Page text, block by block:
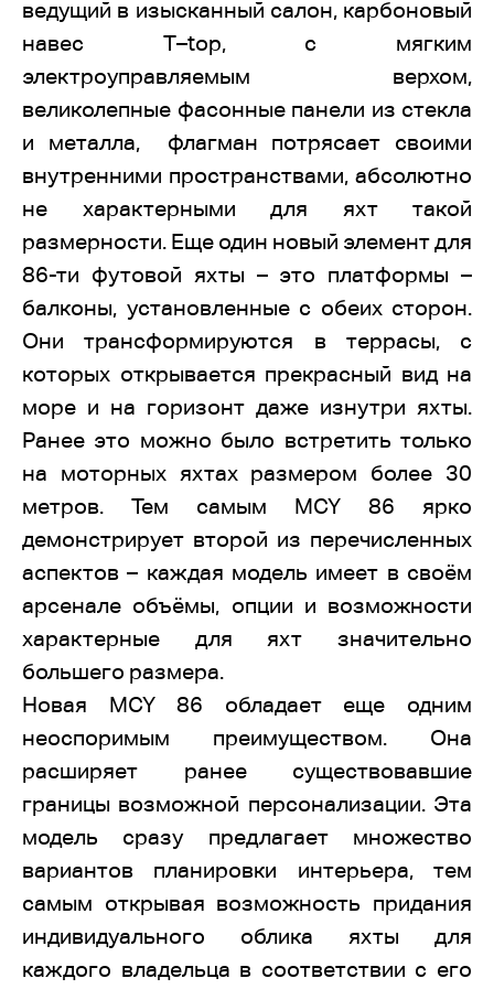
ведущий в изысканный салон, карбоновый
навес T–top, с мягким
электроуправляемым верхом,
великолепные фасонные панели из стекла
и металла, флагман потрясает своими
внутренними пространствами, абсолютно
не характерными для яхт такой
размерности. Еще один новый элемент для
86-ти футовой яхты – это платформы –
балконы, установленные с обеих сторон.
Они трансформируются в террасы, с
которых открывается прекрасный вид на
море и на горизонт даже изнутри яхты.
Ранее это можно было встретить только
на моторных яхтах размером более 30
метров. Тем самым MCY 86 ярко
демонстрирует второй из перечисленных
аспектов – каждая модель имеет в своём
арсенале объёмы, опции и возможности
характерные для яхт значительно
большего размера.
Новая MCY86 обладает еще одним
неоспоримым преимуществом. Она
расширяет ранее существовавшие
границы возможной персонализации. Эта
модель сразу предлагает множество
вариантов планировки интерьера, тем
самым открывая возможность придания
индивидуального облика яхты для
каждого владельца в соответствии с его